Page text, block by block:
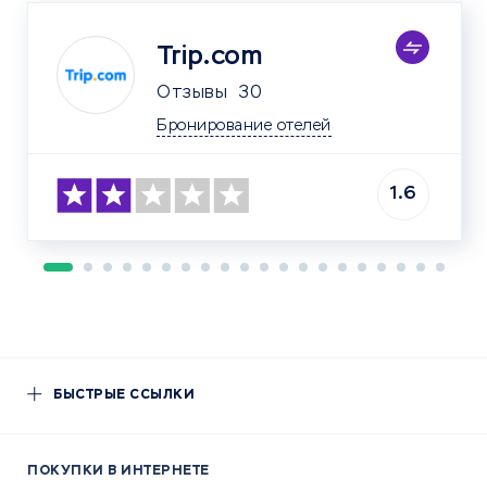
Trip.com
Отзывы 30
Бронирование отелей
1.6
БЫСТРЫЕ ССЫЛКИ
ПОКУПКИ В ИНТЕРНЕТЕ